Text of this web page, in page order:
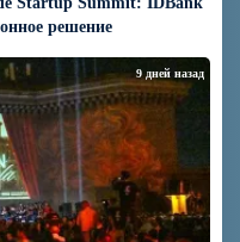
решение
9 дней назад